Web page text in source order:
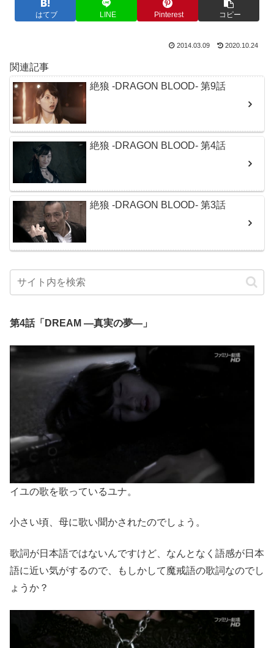
はてブ LINE Pinterest コピー
2014.03.09 2020.10.24
関連記事
絶狼 -DRAGON BLOOD- 第9話
絶狼 -DRAGON BLOOD- 第4話
絶狼 -DRAGON BLOOD- 第3話
第4話「DREAM ―真実の夢―」
イユの歌を歌っているユナ。
小さい頃、母に歌い聞かされたのでしょう。
歌詞が日本語ではないんですけど、なんとなく語感が日本
語に近い気がするので、もしかして魔戒語の歌詞なのでし
ょうか？